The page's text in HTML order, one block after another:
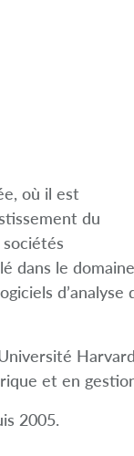
où il est
du
dans le
et en
2005.